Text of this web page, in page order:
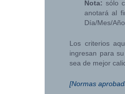
Nota: sólo
anotará al
Día/Mes/
Los criterios
ingresan para
sea de mejor
[Normas